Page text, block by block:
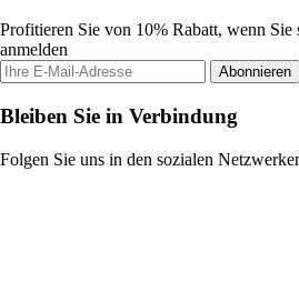
Profitieren Sie von 10% Rabatt, wenn Sie
anmelden
Abonnieren
Bleiben Sie in Verbindung
Folgen Sie uns in den sozialen